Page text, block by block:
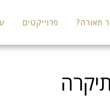
תאורה? פרוייקטים